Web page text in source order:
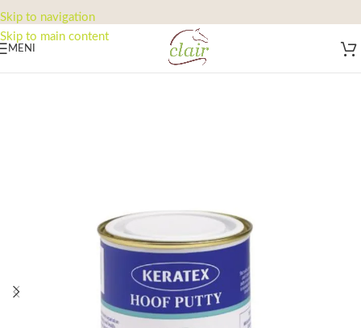
Skip to navigation
Skip to main content
MENI